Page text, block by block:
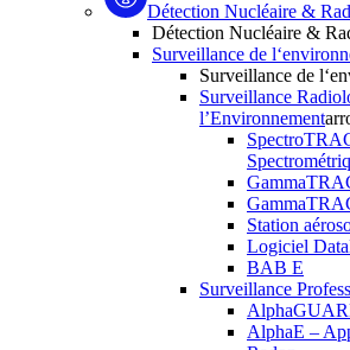
Détection Nucléaire &
Détection Nucléaire &
Surveillance de
Surveillance de
Surveillance
l’Environnement
Station
Logiciel
BAB E
Surveillance
AlphaE –